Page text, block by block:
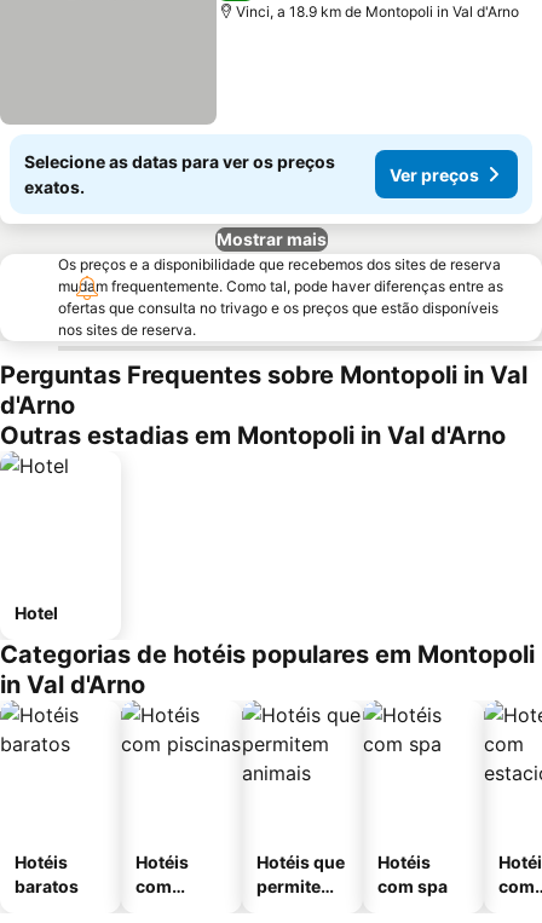
Vinci, a 18.9 km de Montopoli in Val d'Arno
Selecione as datas para ver os preços
exatos.
Ver preços
Mostrar mais
Os preços e a disponibilidade que recebemos dos sites de reserva
mudam frequentemente. Como tal, pode haver diferenças entre as
ofertas que consulta no trivago e os preços que estão disponíveis
nos sites de reserva.
Perguntas Frequentes sobre Montopoli in Val
d'Arno
Outras estadias em Montopoli in Val d'Arno
Hotel
Categorias de hotéis populares em Montopoli
in Val d'Arno
Hotéis
baratos
Hotéis
com
Hotéis que
permitem
Hotéis
com spa
com